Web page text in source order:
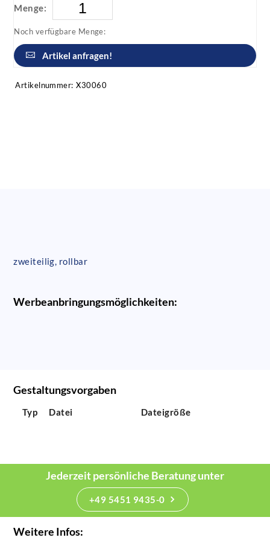
Menge:
Noch verfügbare Menge:
Artikel anfragen!
Artikelnummer: X30060
zweiteilig, rollbar
Werbeanbringungsmöglichkeiten:
Gestaltungsvorgaben
Typ Datei Dateigröße
Jederzeit persönliche Beratung unter
+49 5451 9435-0
Weitere Infos: